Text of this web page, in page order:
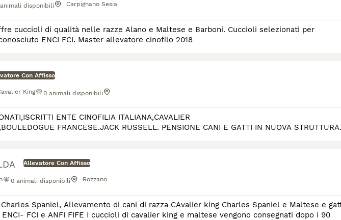
animali disponibili Carpignano Sesia
cuccioli di qualità nelle razze Alano e Maltese e Barboni. Cuccioli selezionati per
ENCI FCI. Master allevatore cinofilo 2018
Con Affisso
King 0 animali disponibili
ENTE CINOFILIA ITALIANA,CAVALIER
FRANCESE.JACK RUSSELL. PENSIONE CANI E GATTI IN NUOVA STRUTTURA.
Allevatore Con Affisso
0 animali disponibili Rozzano
Spaniel, Allevamento di cani di razza CAvalier king Charles Spaniel e Maltese e
FCI e ANFI FIFE I cuccioli di cavalier king e maltese vengono consegnati dopo i 90